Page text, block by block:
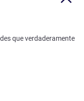
que verdaderamente